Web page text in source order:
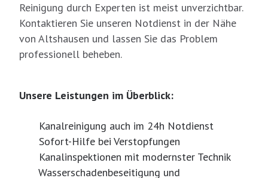
Reinigung durch Experten ist meist unverzichtbar.
Kontaktieren Sie unseren Notdienst in der Nähe
von Altshausen und lassen Sie das Problem
professionell beheben.
Unsere Leistungen im Überblick:
Kanalreinigung auch im 24h Notdienst
Sofort-Hilfe bei Verstopfungen
Kanalinspektionen mit modernster Technik
Wasserschadenbeseitigung und